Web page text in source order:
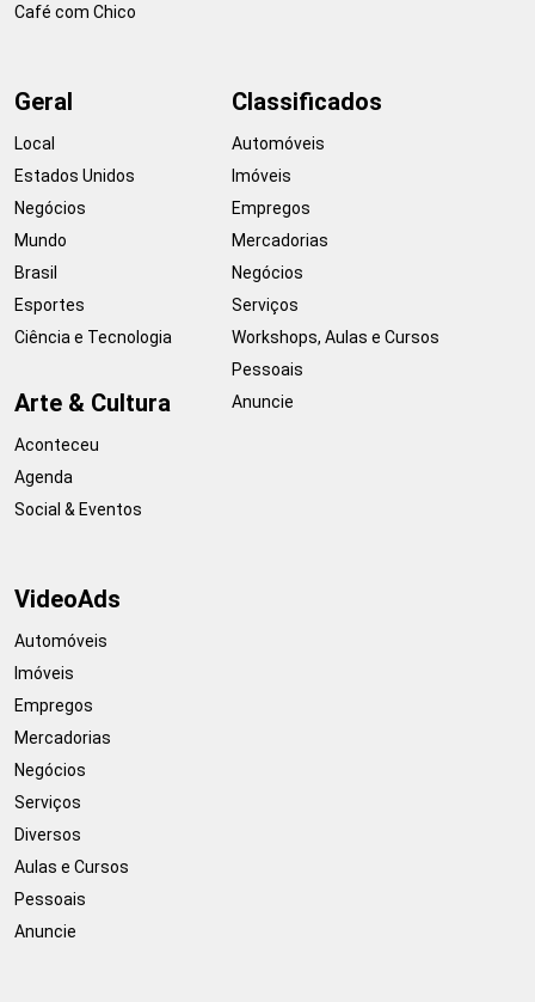
Café com Chico
Geral
Local
Estados Unidos
Negócios
Mundo
Brasil
Esportes
Ciência e Tecnologia
Arte & Cultura
Aconteceu
Agenda
Social & Eventos
Classificados
Automóveis
Imóveis
Empregos
Mercadorias
Negócios
Serviços
Workshops, Aulas e Cursos
Pessoais
Anuncie
VideoAds
Automóveis
Imóveis
Empregos
Mercadorias
Negócios
Serviços
Diversos
Aulas e Cursos
Pessoais
Anuncie